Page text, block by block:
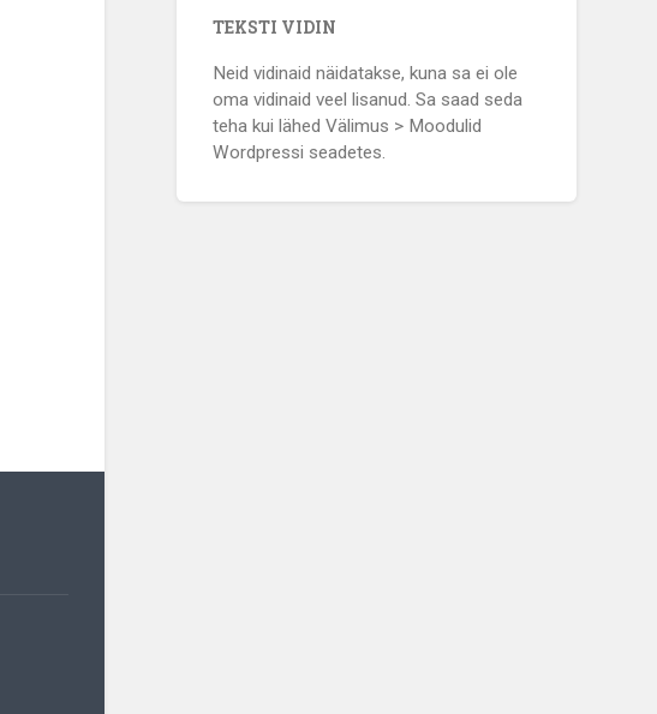
TEKSTI VIDIN
Neid vidinaid näidatakse, kuna sa ei ole
oma vidinaid veel lisanud. Sa saad seda
teha kui lähed Välimus > Moodulid
Wordpressi seadetes.